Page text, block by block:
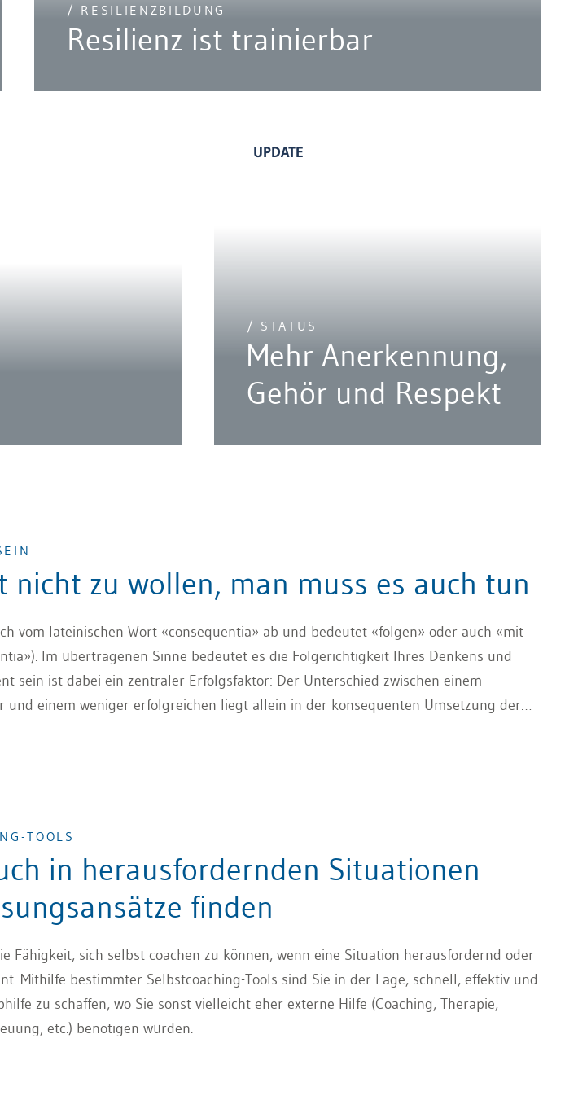
/ RESILIENZBILDUNG
Resilienz ist trainierbar
UPDATE
/ STATUS
Mehr Anerkennung,
Gehör und Respekt
nicht zu wollen, man muss es auch tun
vom lateinischen Wort «consequentia» ab und bedeutet «folgen» oder auch «mit
Im übertragenen Sinne bedeutet es die Folgerichtigkeit Ihres Denkens und
sein ist dabei ein zentraler Erfolgsfaktor: Der Unterschied zwischen einem
und einem weniger erfolgreichen liegt allein in der konsequenten Umsetzung der
TOOLS
in herausfordernden Situationen
finden
Fähigkeit, sich selbst coachen zu können, wenn eine Situation herausfordernd oder
Mithilfe bestimmter Selbstcoaching-Tools sind Sie in der Lage, schnell, effektiv und
zu schaffen, wo Sie sonst vielleicht eher externe Hilfe (Coaching, Therapie,
etc.) benötigen würden.